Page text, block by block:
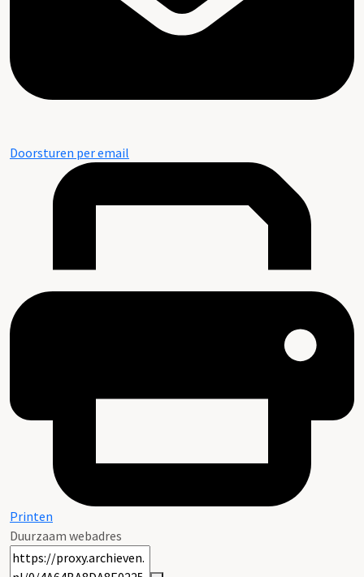
Doorsturen per email
Printen
Duurzaam webadres